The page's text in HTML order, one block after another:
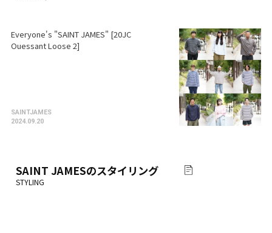
Everyone's "SAINT JAMES" [20JC
Ouessant Loose 2]
SAINTJAMES
2024.09.20
SAINT JAMESのスタイリング